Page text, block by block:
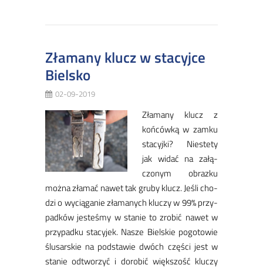
Złamany klucz w stacyjce
Bielsko
02-09-2019
Zła­ma­ny klucz z
koń­ców­ką w zam­ku
sta­cyj­ki? Nie­ste­ty
jak wi­dać na za­łą­
czo­nym obraz­ku
moż­na zła­mać na­wet tak gru­by klucz. Je­śli cho­
dzi o wy­cią­ga­nie zła­ma­nych klu­czy w 99% przy­
pad­ków je­ste­śmy w sta­nie to zro­bić na­wet w
przy­pad­ku sta­cy­jek. Na­sze Biel­skie po­go­to­wie
ślu­sar­skie na pod­sta­wie dwóch czę­ści jest w
sta­nie od­two­rzyć i do­ro­bić więk­szość klu­czy